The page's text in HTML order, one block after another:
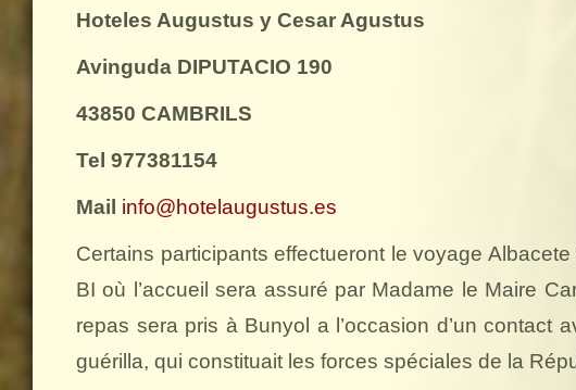
Hoteles Augustus y Cesar Agustus
Avinguda DIPUTACIO 190
43850 CAMBRILS
Tel 977381154
Mail info@hotelaugustus.es
Certains participants effectueront le voyage
BI où l’accueil sera assuré par Madame le Maire
repas sera pris à Bunyol a l’occasion d’un contact
guérilla, qui constituait les forces spéciales de la